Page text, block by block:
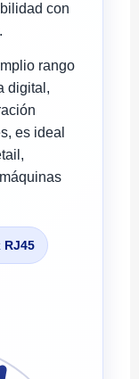
con
rango
digital,
es ideal
RJ45